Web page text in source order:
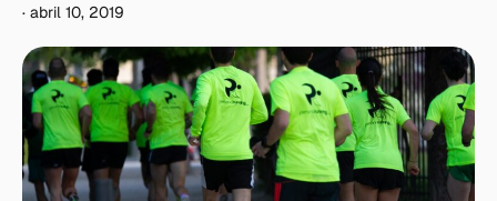
· abril 10, 2019